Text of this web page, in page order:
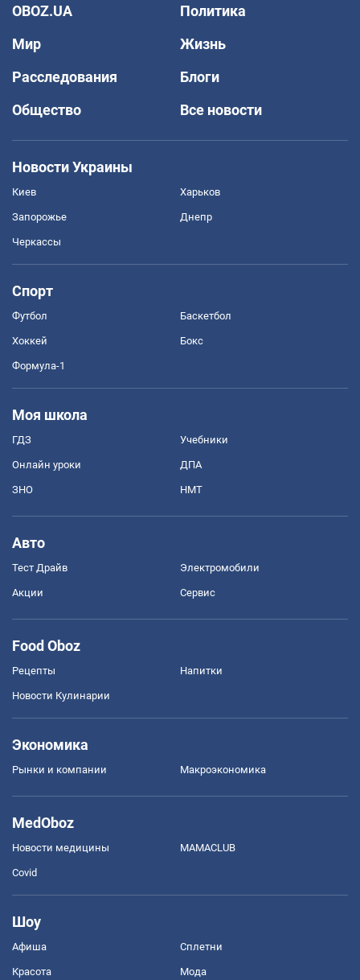
OBOZ.UA
Политика
Мир
Жизнь
Расследования
Блоги
Общество
Все новости
Новости Украины
Киев Харьков
Запорожье Днепр
Черкассы
Спорт
Футбол Баскетбол
Хоккей Бокс
Формула-1
Моя школа
ГДЗ Учебники
Онлайн уроки ДПА
ЗНО НМТ
Авто
Тест Драйв Электромобили
Акции Сервис
Food Oboz
Рецепты Напитки
Новости Кулинарии
Экономика
Рынки и компании Mакроэкономика
MedOboz
Новости медицины MAMACLUB
Covid
Шоу
Афиша Сплетни
Красота Мода